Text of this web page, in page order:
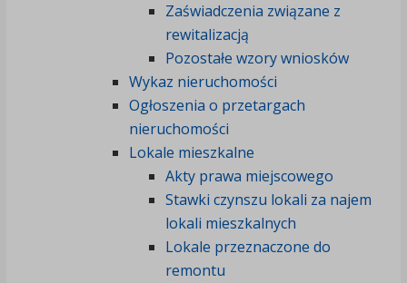
Zaświadczenia związane z
rewitalizacją
Pozostałe wzory wniosków
Wykaz nieruchomości
Ogłoszenia o przetargach
nieruchomości
Lokale mieszkalne
Akty prawa miejscowego
Stawki czynszu lokali za najem
lokali mieszkalnych
Lokale przeznaczone do
remontu